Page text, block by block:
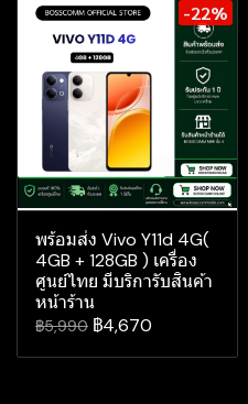
-22%
พร้อมส่ง Vivo Y11d 4G(
4GB + 128GB ) เครื่อง
ศูนย์ไทย มีบริการับสินค้า
หน้าร้าน
฿5,990 ฿4,670